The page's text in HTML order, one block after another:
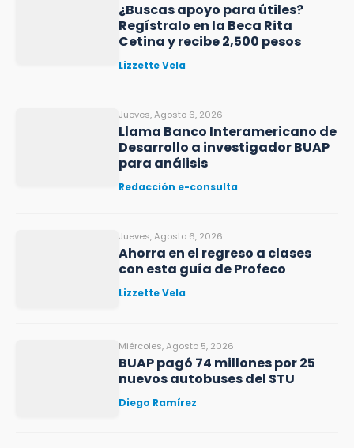
¿Buscas apoyo para útiles?
Regístralo en la Beca Rita
Cetina y recibe 2,500 pesos
Lizzette Vela
Jueves, Agosto 6, 2026
Llama Banco Interamericano de
Desarrollo a investigador BUAP
para análisis
Redacción e-consulta
Jueves, Agosto 6, 2026
Ahorra en el regreso a clases
con esta guía de Profeco
Lizzette Vela
Miércoles, Agosto 5, 2026
BUAP pagó 74 millones por 25
nuevos autobuses del STU
Diego Ramírez